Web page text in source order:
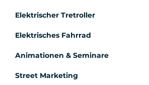
Elektrischer Tretroller
Elektrisches Fahrrad
Animationen & Seminare
Street Marketing